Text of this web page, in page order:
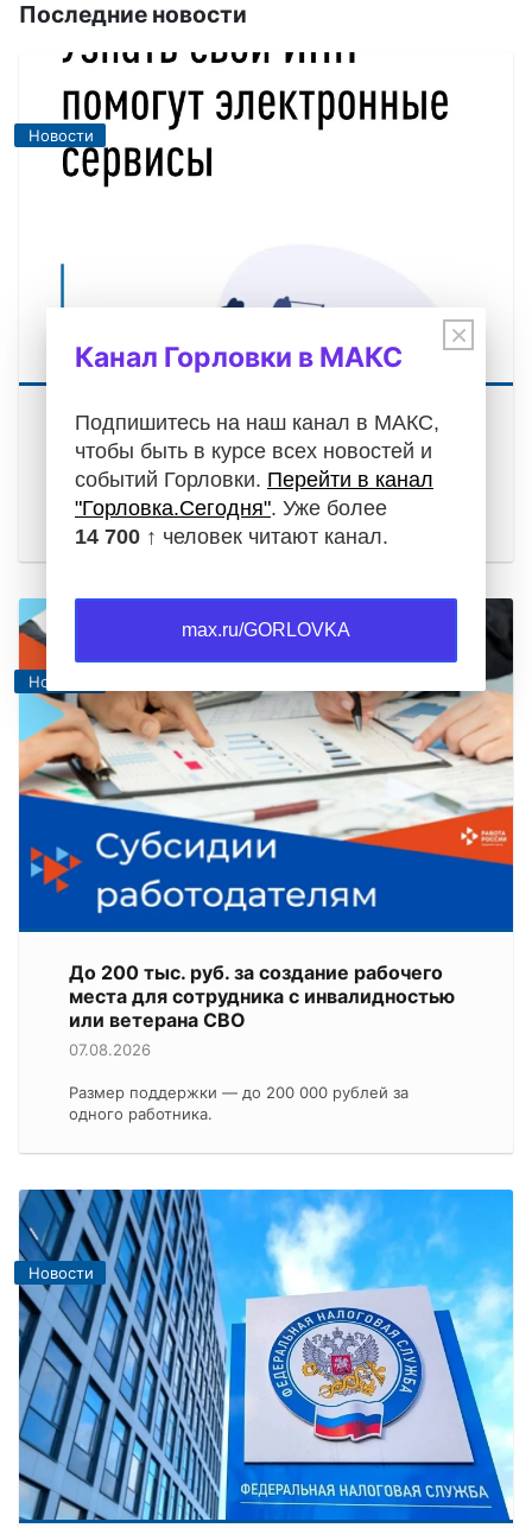
Последние новости
Новости
ИФНС России по г. Горловке Донецкой
Народной Республики информирует!
07.08.2026
Узнать свой ИНН помогут электронные сервисы
Новости
До 200 тыс. руб. за создание рабочего
места для сотрудника с инвалидностью
или ветерана СВО
07.08.2026
Размер поддержки — до 200 000 рублей за
одного работника.
Новости
×
Канал Горловки в МАКС
Подпишитесь на наш канал в МАКС,
чтобы быть в курсе всех новостей и
событий Горловки. Перейти в канал
"Горловка.Сегодня". Уже более
14 700 ↑ человек читают канал.
max.ru/GORLOVKA